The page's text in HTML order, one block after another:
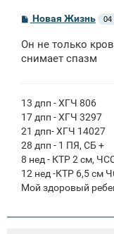
С
б
щ
Новая Жизнь 04
Он не только
снимает спазм
13 дпп - ХГЧ 806
17 дпп - ХГЧ 3297
21 дпп- ХГЧ 14027
28 дпп - 1 ПЯ, СБ +
8 нед - КТР 2 см,
12 нед -КТР 6,5 см
Мой здоровый